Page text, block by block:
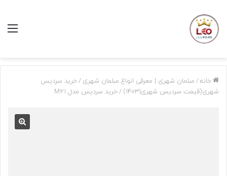
خانه/ مبلمان شهری | معرفی انواع مبلمان شهری /خرید سردیس
شهری(قیمت سردیس شهری|1403)
/خرید سردیس مدل M21